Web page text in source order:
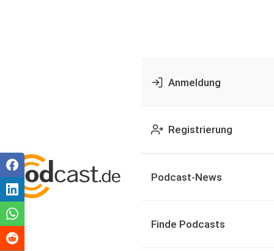
Anmeldung
Registrierung
Podcast-News
Finde Podcasts